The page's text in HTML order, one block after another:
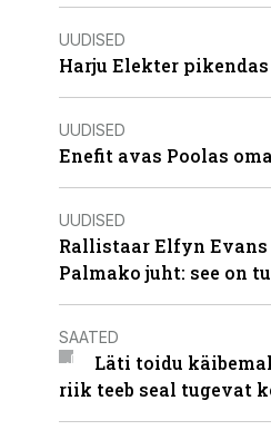
UUDISED
Harju Elekter
UUDISED
Enefit avas Poolas
UUDISED
Rallistaar Elfyn
Palmako juht: see on
SAATED
Läti toidu
riik teeb seal tugevat